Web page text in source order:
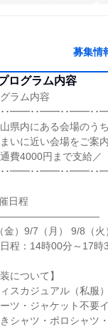
募集情
ログラム内容
ラム内容
･━━･･━━･･━━･･
県内にある会場のうち
いに近い会場をご案
費4000円まで支給／
･━━･･━━･･━━･･
日程
金）9/7（月） 9/8（火
程：14時00分～17時
装について】
スカジュアル（私服
ツ・ジャケット不要
シャツ・ポロシャツ